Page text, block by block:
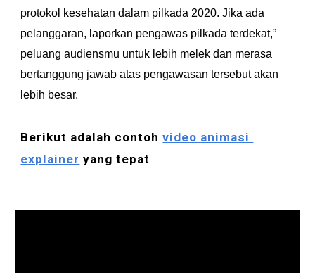
protokol kesehatan dalam pilkada 2020. Jika ada
pelanggaran, laporkan pengawas pilkada terdekat,”
peluang audiensmu untuk lebih melek dan merasa
bertanggung jawab atas pengawasan tersebut akan
lebih besar.
Berikut adalah contoh video animasi
explainer yang tepat